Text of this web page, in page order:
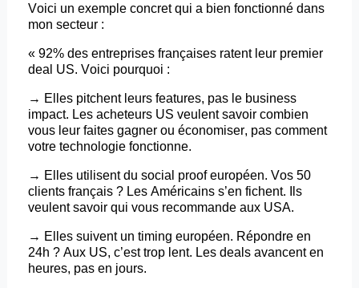
Voici un exemple concret qui a bien fonctionné dans
mon secteur :
« 92% des entreprises françaises ratent leur premier
deal US. Voici pourquoi :
→ Elles pitchentleurs features, pas le business
impact. Les acheteurs US veulent savoir combien
vous leur faites gagner ou économiser, pas comment
votre technologie fonctionne.
→ Elles utilisent du social proof européen. Vos 50
clients français ? Les Américains s’en fichent. Ils
veulent savoir qui vous recommande aux USA.
→ Elles suivent un timing européen. Répondre en
24h ? Aux US, c’est trop lent. Les deals avancent en
heures, pas en jours.